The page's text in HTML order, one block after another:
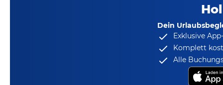
Dein
Exklusive
Komplett
Alle